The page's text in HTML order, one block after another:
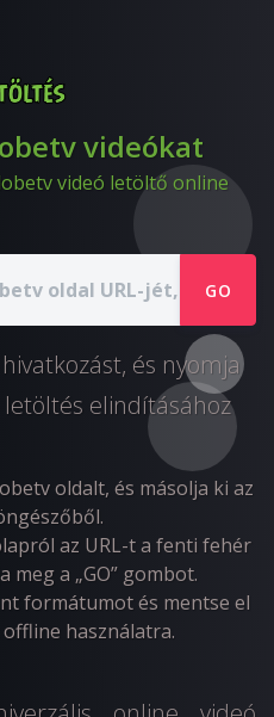
videókat
videó letöltő online
GO
és nyomja
elindításához
oldalt, és másolja ki az
az URL-t a fenti fehér
meg a „GO” gombot.
formátumot és mentse el
használatra.